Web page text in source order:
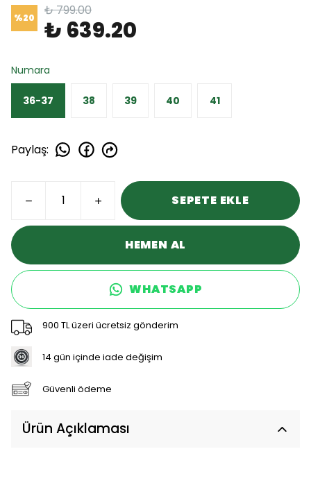
%20 ₺ 799.00
₺ 639.20
Numara
36-37 38 39 40 41
Paylaş:
SEPETE EKLE
HEMEN AL
WHATSAPP
900 TL üzeri ücretsiz gönderim
14 gün içinde iade değişim
Güvenli ödeme
Ürün Açıklaması